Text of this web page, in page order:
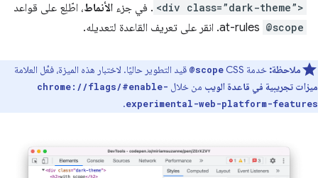
<div class=”dark-theme”> . في جزء الأنماط، اطّلِع على قواعد
@scope
ملاحظة: خدمة CSS @scope قيد التطوير حاليًا. لاختبار هذه الميزة، فعِّل العلامة
ميزات تجريبية في قاعدة الويب من خلال chrome://flags/#enable-
experimental-web-platform-features
.